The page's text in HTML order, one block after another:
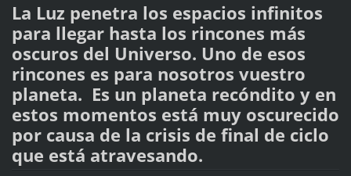
La Luz penetra los espacios infinitos
para llegar hasta los rincones más
oscuros del Universo. Uno de esos
rincones es para nosotros vuestro
planeta. Es un planeta recóndito y en
estos momentos está muy oscurecido
por causa de la crisis de final de ciclo
que está atravesando.